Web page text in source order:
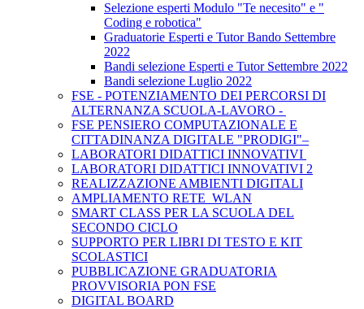
Selezione esperti Modulo "Te necesito" e "
Coding e robotica"
Graduatorie Esperti e Tutor Bando Settembre
2022
Bandi selezione Esperti e Tutor Settembre 2022
Bandi selezione Luglio 2022
FSE - POTENZIAMENTO DEI PERCORSI DI
ALTERNANZA SCUOLA-LAVORO -
FSE PENSIERO COMPUTAZIONALE E
CITTADINANZA DIGITALE "PRODIGI"–
LABORATORI DIDATTICI INNOVATIVI
LABORATORI DIDATTICI INNOVATIVI 2
REALIZZAZIONE AMBIENTI DIGITALI
AMPLIAMENTO RETE WLAN
SMART CLASS PER LA SCUOLA DEL
SECONDO CICLO
SUPPORTO PER LIBRI DI TESTO E KIT
SCOLASTICI
PUBBLICAZIONE GRADUATORIA
PROVVISORIA PON FSE
DIGITAL BOARD